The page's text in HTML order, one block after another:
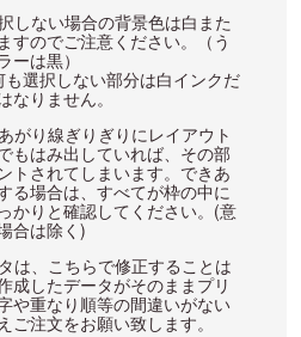
しない場合の背景色は白また
すのでご注意ください。（う
ーは黒）
選択しない部分は白インクだ
なりません。
がり線ぎりぎりにレイアウト
もはみ出していれば、その部
トされてしまいます。できあ
る場合は、すべてが枠の中に
かりと確認してください。(意
合は除く)
は、こちらで修正することは
成したデータがそのままプリ
や重なり順等の間違いがない
ご注文をお願い致します。